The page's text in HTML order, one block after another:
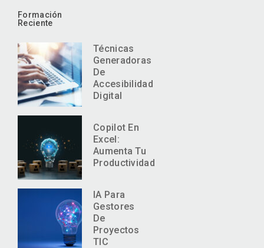
Formación
Reciente
Técnicas
Generadoras
De
Accesibilidad
Digital
Copilot En
Excel:
Aumenta Tu
Productividad
IA Para
Gestores
De
Proyectos
TIC